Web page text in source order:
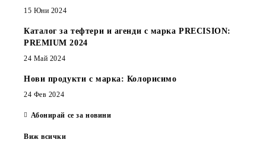
15 Юни 2024
Каталог за тефтери и агенди с марка PRECISION:
PREMIUM 2024
24 Май 2024
Нови продукти с марка: Колорисимо
24 Фев 2024
Абонирай се за новини
Виж всички